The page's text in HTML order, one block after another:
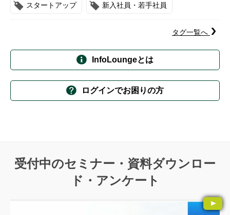
スタートアップ 新入社員・若手社員
タグ一覧へ
InfoLoungeとは
ログインでお困りの方
受付中のセミナー・資料ダウンロー
ド・アンケート